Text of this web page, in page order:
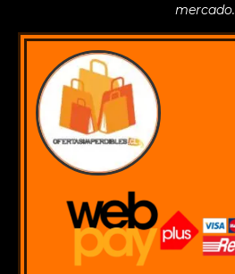
mercado.